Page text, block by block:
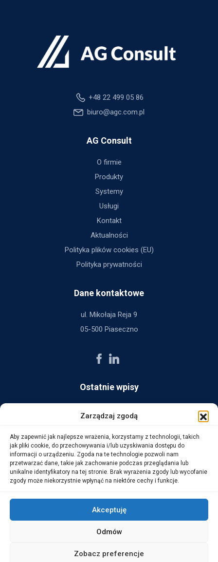
Zarządzaj zgodą
Aby zapewnić jak najlepsze wrażenia, korzystamy z technologii, takich
jak pliki cookie, do przechowywania i/lub uzyskiwania dostępu do
informacji o urządzeniu. Zgoda na te technologie pozwoli nam
przetwarzać dane, takie jak zachowanie podczas przeglądania lub
unikalne identyfikatory na tej stronie. Brak wyrażenia zgody lub wycofanie
zgody może niekorzystnie wpłynąć na niektóre cechy i funkcje.
Akceptuję
Odmów
Zobacz preferencje
+48 22 499 05 86
biuro@agc.com.pl
AG Consult
O firmie
Produkty
Systemy
Usługi
Kontakt
Aktualności
Polityka plików cookies (EU)
Polityka prywatności
Dane kontaktowe
ul. Mikołaja Reja 9
05-500 Piaseczno
Ostatnie wpisy
Micro
14 października, 2025
WarehouseLAB: LOGISTYKA 4.0 – Automatyzacja i
Optymalizacja Procesów Logistycznych
ALL RIGHTS RESERVED